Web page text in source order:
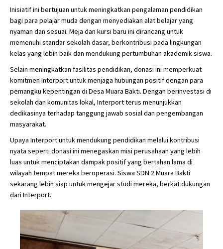
Inisiatif ini bertujuan untuk meningkatkan pengalaman pendidikan
bagi para pelajar muda dengan menyediakan alat belajar yang
nyaman dan sesuai. Meja dan kursi baru ini dirancang untuk
memenuhi standar sekolah dasar, berkontribusi pada lingkungan
kelas yang lebih baik dan mendukung pertumbuhan akademik siswa.
Selain meningkatkan fasilitas pendidikan, donasi ini memperkuat
komitmen Interport untuk menjaga hubungan positif dengan para
pemangku kepentingan di Desa Muara Bakti. Dengan berinvestasi di
sekolah dan komunitas lokal, Interport terus menunjukkan
dedikasinya terhadap tanggung jawab sosial dan pengembangan
masyarakat.
Upaya Interport untuk mendukung pendidikan melalui kontribusi
nyata seperti donasi ini menegaskan misi perusahaan yang lebih
luas untuk menciptakan dampak positif yang bertahan lama di
wilayah tempat mereka beroperasi. Siswa SDN 2 Muara Bakti
sekarang lebih siap untuk mengejar studi mereka, berkat dukungan
dari Interport.